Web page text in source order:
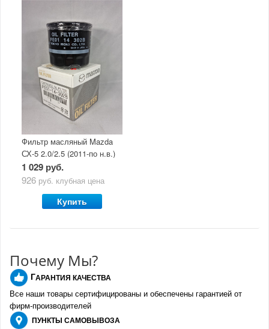
Фильтр масляный Mazda
СХ-5 2.0/2.5 (2011-по н.в.)
1 029 руб.
926 руб. клубная цена
Купить
Почему Мы?
ГАРАНТИЯ КАЧЕСТВА
Все наши товары сертифицированы и обеспечены гарантией от
фирм-производителей
ПУНКТЫ САМОВЫВОЗА